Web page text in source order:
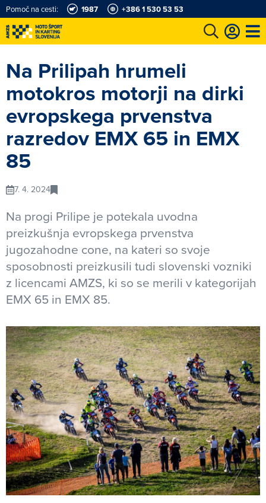
Pomoč na cesti: 1987 +386 1 530 53 53
Na Prilipah hrumeli
motokros motorji na dirki
evropskega prvenstva
razredov EMX 65 in EMX
85
7. 4. 2024
Na progi Prilipe je potekala uvodna
preizkušnja evropskega prvenstva
jugozahodne cone, na kateri so svoje
sposobnosti preizkusili tudi slovenski vozniki
z licencami AMZS, ki so se merili v kategorijah
EMX 65 in EMX 85.